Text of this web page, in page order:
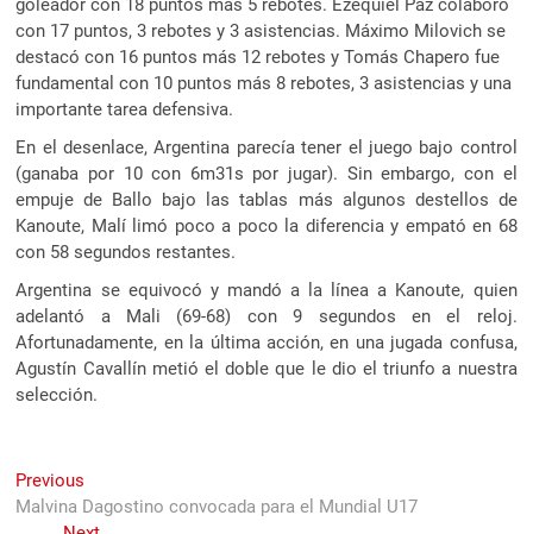
goleador con 18 puntos más 5 rebotes. Ezequiel Paz colaboró
con 17 puntos, 3 rebotes y 3 asistencias. Máximo Milovich se
destacó con 16 puntos más 12 rebotes y Tomás Chapero fue
fundamental con 10 puntos más 8 rebotes, 3 asistencias y una
importante tarea defensiva.
En el desenlace, Argentina parecía tener el juego bajo control
(ganaba por 10 con 6m31s por jugar). Sin embargo, con el
empuje de Ballo bajo las tablas más algunos destellos de
Kanoute, Malí limó poco a poco la diferencia y empató en 68
con 58 segundos restantes.
Argentina se equivocó y mandó a la línea a Kanoute, quien
adelantó a Mali (69-68) con 9 segundos en el reloj.
Afortunadamente, en la última acción, en una jugada confusa,
Agustín Cavallín metió el doble que le dio el triunfo a nuestra
selección.
Navegación
de
Previous
post:
Malvina Dagostino convocada para el Mundial U17